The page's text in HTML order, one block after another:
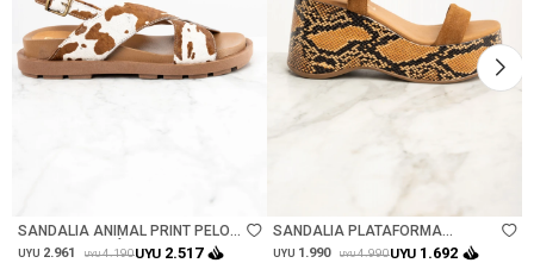
SANDALIA ANIMAL PRINT PELO
VACA - MARRÓN
UYU 2.961 UYU 4.190UYU 2.517
SANDALIA PLATAFORMA
GAMUZA CUERO - CAMEL
UYU 1.990 UYU 4.990UYU 1.692